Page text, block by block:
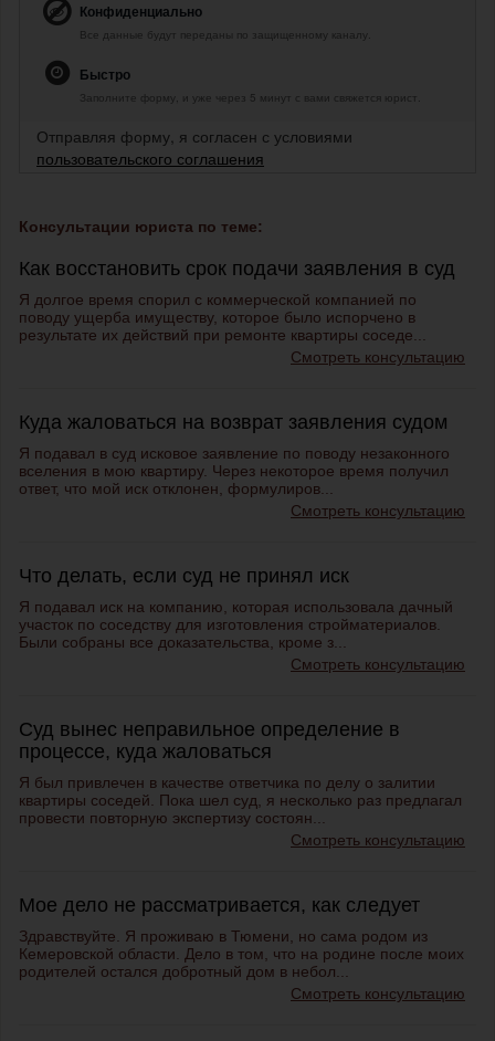
Конфиденциально
Все данные будут переданы по защищенному каналу.
Быстро
Заполните форму, и уже через 5 минут с вами свяжется юрист.
Отправляя форму, я согласен с условиями
пользовательского соглашения
Консультации юриста по теме:
Как восстановить срок подачи заявления в суд
Я долгое время спорил с коммерческой компанией по
поводу ущерба имуществу, которое было испорчено в
результате их действий при ремонте квартиры соседе...
Смотреть консультацию
Куда жаловаться на возврат заявления судом
Я подавал в суд исковое заявление по поводу незаконного
вселения в мою квартиру. Через некоторое время получил
ответ, что мой иск отклонен, формулиров...
Смотреть консультацию
Что делать, если суд не принял иск
Я подавал иск на компанию, которая использовала дачный
участок по соседству для изготовления стройматериалов.
Были собраны все доказательства, кроме з...
Смотреть консультацию
Суд вынес неправильное определение в
процессе, куда жаловаться
Я был привлечен в качестве ответчика по делу о залитии
квартиры соседей. Пока шел суд, я несколько раз предлагал
провести повторную экспертизу состоян...
Смотреть консультацию
Мое дело не рассматривается, как следует
Здравствуйте. Я проживаю в Тюмени, но сама родом из
Кемеровской области. Дело в том, что на родине после моих
родителей остался добротный дом в небол...
Смотреть консультацию